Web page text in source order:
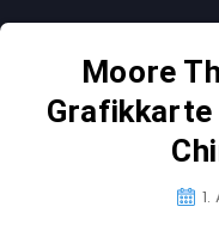
Moore
Grafikkarte